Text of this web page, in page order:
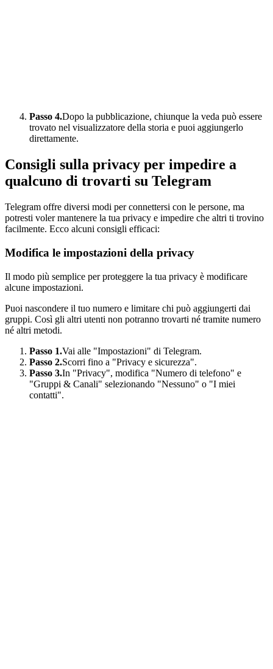
Passo 4.Dopo la pubblicazione, chiunque la veda può essere
trovato nel visualizzatore della storia e puoi aggiungerlo
direttamente.
Consigli sulla privacy per impedire a
qualcuno di trovarti su Telegram
Telegram offre diversi modi per connettersi con le persone, ma
potresti voler mantenere la tua privacy e impedire che altri ti trovino
facilmente. Ecco alcuni consigli efficaci:
Modifica le impostazioni della privacy
Il modo più semplice per proteggere la tua privacy è modificare
alcune impostazioni.
Puoi nascondere il tuo numero e limitare chi può aggiungerti dai
gruppi. Così gli altri utenti non potranno trovarti né tramite numero
né altri metodi.
Passo 1.Vai alle "Impostazioni" di Telegram.
Passo 2.Scorri fino a "Privacy e sicurezza".
Passo 3.In "Privacy", modifica "Numero di telefono" e
"Gruppi & Canali" selezionando "Nessuno" o "I miei
contatti".